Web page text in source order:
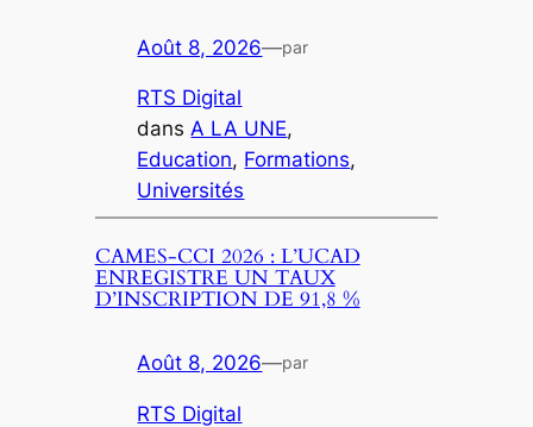
Août 8, 2026—par
RTS Digital
dansA LA UNE
Education, Formations
Universités
CAMES-CCI 2026 : L’UCAD
ENREGISTRE UN TAUX
D’INSCRIPTION DE 91,8 %
Août 8, 2026—par
RTS Digital